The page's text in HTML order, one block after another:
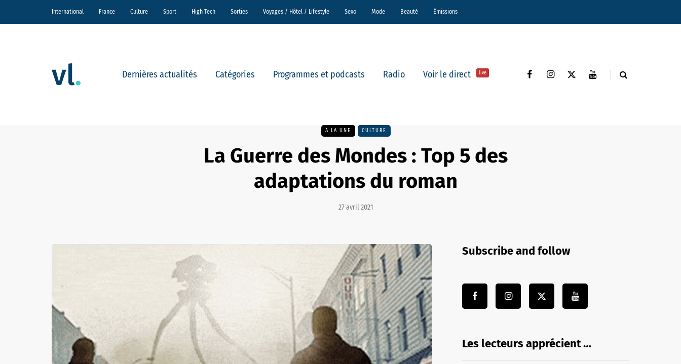
International France Culture Sport High Tech Sorties Voyages / Hôtel / Lifestyle Sexo Mode Beauté Émissions
Dernières actualités Catégories Programmes et podcasts Radio Voir le direct live
A LA UNE CULTURE
La Guerre des Mondes : Top 5 des
adaptations du roman
27 avril 2021
Subscribe and follow
Les lecteurs apprécient …